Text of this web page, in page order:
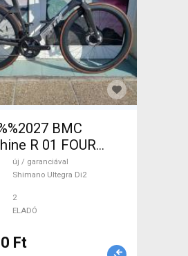
BMC
R 01 FOUR
Shimano
tárcsafék új /
ELADÓ
új / garanciával
Shimano Ultegra Di2
2
ELADÓ
Ft